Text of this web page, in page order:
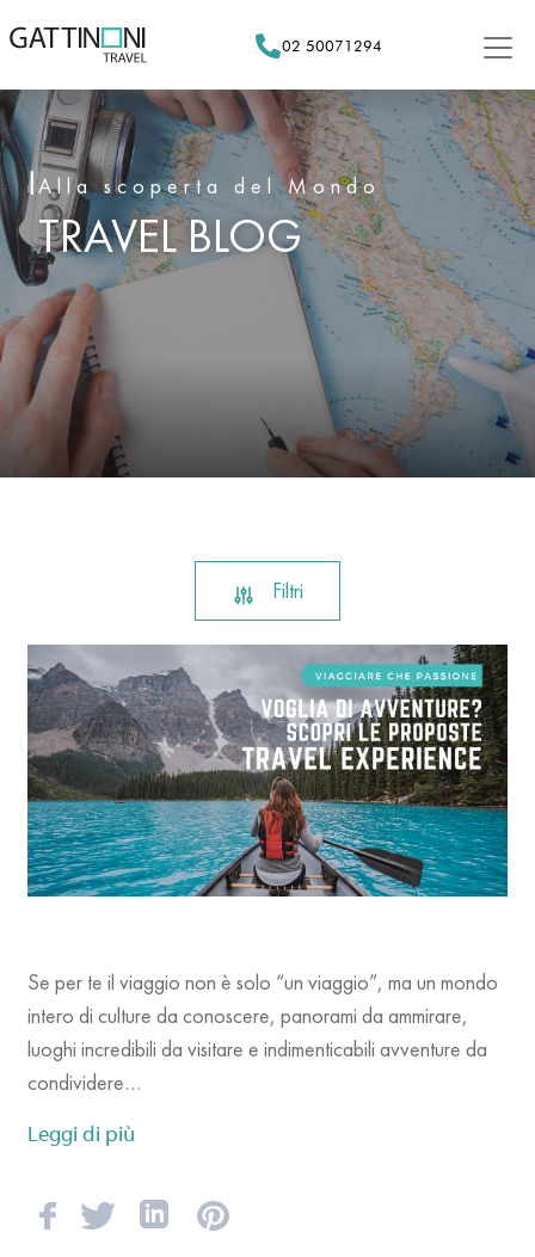
to
02 50071294
Alla scoperta del Mondo
TRAVEL BLOG
Se per te il viaggio non è solo “un viaggio”, ma un mondo
intero di culture da conoscere, panorami da ammirare,
luoghi incredibili da visitare e indimenticabili avventure da
condividere…
Leggi di più
Filtri